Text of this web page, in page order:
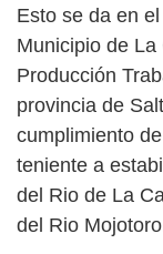
Esto se da en
Municipio de
Producción
provincia de
cumplimiento
teniente a
del Rio de La
del Rio